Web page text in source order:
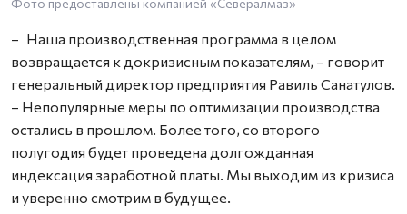
Фото предоставлены компанией «Севералмаз»
– Наша производственная программа в целом
возвращается к докризисным показателям, – говорит
генеральный директор предприятия Равиль Санатулов.
– Непопулярные меры по оптимизации производства
остались в прошлом. Более того, со второго
полугодия будет проведена долгожданная
индексация заработной платы. Мы выходим из кризиса
и уверенно смотрим в будущее.